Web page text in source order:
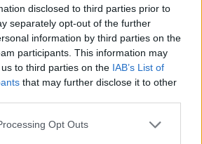
disclosed to third parties prior to
separately opt-out of the further
information by third parties on the
participants. This information may
to third parties on the IAB’s List of
that may further disclose it to other
website/app uses one or more Google
Opt Outs